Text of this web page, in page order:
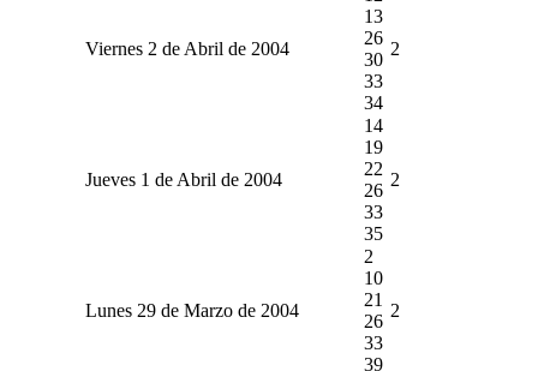
Viernes 2 de Abril de 2004
13
26
30
33
34
2
Jueves 1 de Abril de 2004
14
19
22
26
33
35
2
Lunes 29 de Marzo de 2004
2
10
21
26
33
39
2